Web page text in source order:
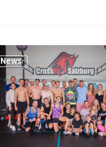
News